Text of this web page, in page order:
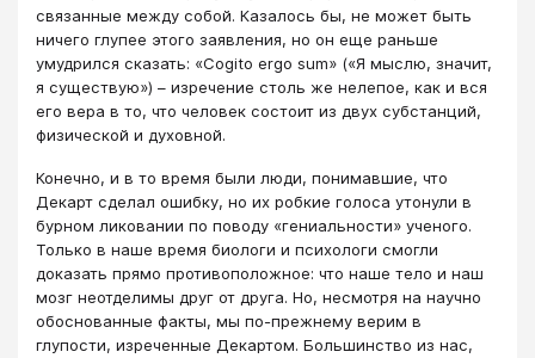
связанные между собой. Казалось бы, не может быть
ничего глупее этого заявления, но он еще раньше
умудрился сказать: «Cogito ergo sum» («Я мыслю, значит,
я существую») – изречение столь же нелепое, как и вся
его вера в то, что человек состоит из двух субстанций,
физической и духовной.
Конечно, и в то время были люди, понимавшие, что
Декарт сделал ошибку, но их робкие голоса утонули в
бурном ликовании по поводу «гениальности» ученого.
Только в наше время биологи и психологи смогли
доказать прямо противоположное: что наше тело и наш
мозг неотделимы друг от друга. Но, несмотря на научно
обоснованные факты, мы по-прежнему верим в
глупости, изреченные Декартом. Большинство из нас,